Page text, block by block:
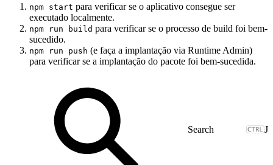
npm start para verificar se o aplicativo consegue ser
executado localmente.
npm run build para verificar se o processo de build foi bem-
sucedido.
npm run push (e faça a implantação via Runtime Admin)
para verificar se a implantação do pacote foi bem-sucedida.
J